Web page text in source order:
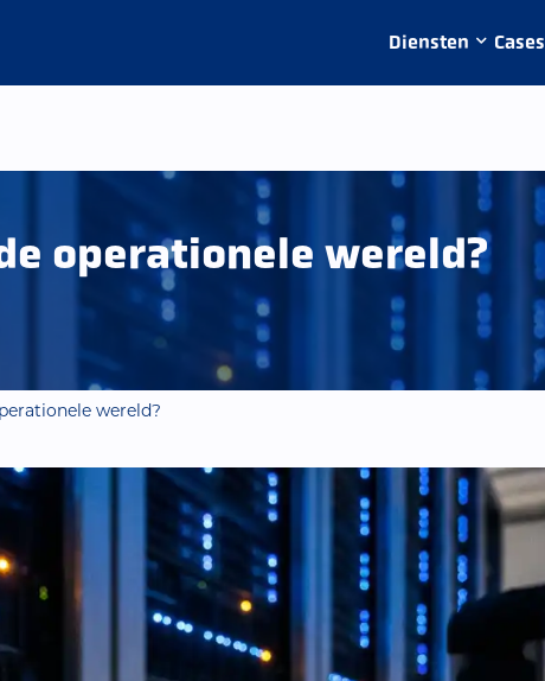
Diensten Cases
operationele wereld?
wereld?